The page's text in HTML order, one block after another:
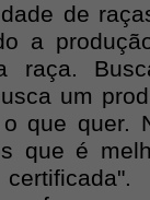
de
a
raça.
um
que quer.
que é